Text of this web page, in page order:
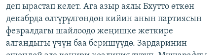
деп ырастап келет. Ага азыр аялы Бхутто өткөн
декабрда өлтүрүлгөндөн кийин анын партиясын
февралдагы шайлоодо жеңишке жеткире
алгандыгы үчүн баа беришүүдө. Зардаринин